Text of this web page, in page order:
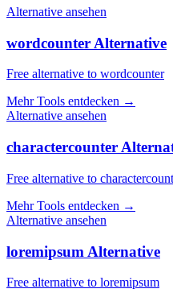
Alternative ansehen
wordcounter Alternative
Free alternative to wordcounter
Mehr Tools entdecken →
Alternative ansehen
charactercounter
Free alternative to
Mehr Tools entdecken →
Alternative ansehen
loremipsum Alternative
Free alternative to loremipsum